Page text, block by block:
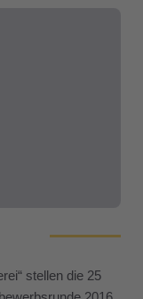
stellen die 25